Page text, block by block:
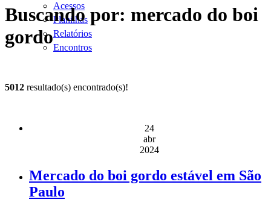
Acessos
Planilhas
Relatórios
Encontros
Buscando por: mercado do boi
gordo
5012 resultado(s) encontrado(s)!
24
abr
2024
Mercado do boi gordo estável em São
Paulo